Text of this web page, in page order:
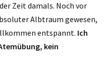
Zeit damals. Noch vor
Albtraum gewesen,
entspannt. Ich
kein